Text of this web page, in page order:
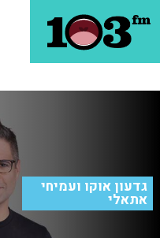
גדעון אוקו ועמיחי
אתאלי